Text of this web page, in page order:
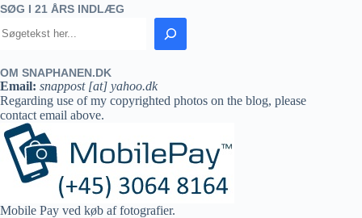
SØG I 21 ÅRS INDLÆG
OM SNAPHANEN.DK
Email: snappost [at] yahoo.dk
Regarding use of my copyrighted photos on the blog, please
contact email above.
Mobile Pay ved køb af fotografier.